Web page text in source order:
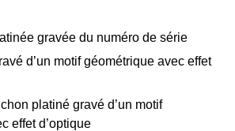
gravée du numéro de série
d’un motif géométrique avec effet
platiné gravé d’un motif
effet d’optique